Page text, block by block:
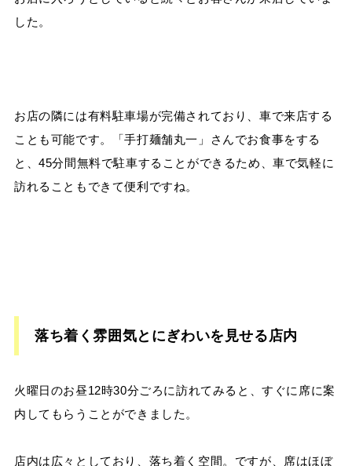
した。
お店の隣には有料駐車場が完備されており、車で来店する
ことも可能です。「手打麺舗丸一」さんでお食事をする
と、45分間無料で駐車することができるため、車で気軽に
訪れることもできて便利ですね。
落ち着く雰囲気とにぎわいを見せる店内
火曜日のお昼12時30分ごろに訪れてみると、すぐに席に案
内してもらうことができました。
店内は広々としており、落ち着く空間。ですが、席はほぼ